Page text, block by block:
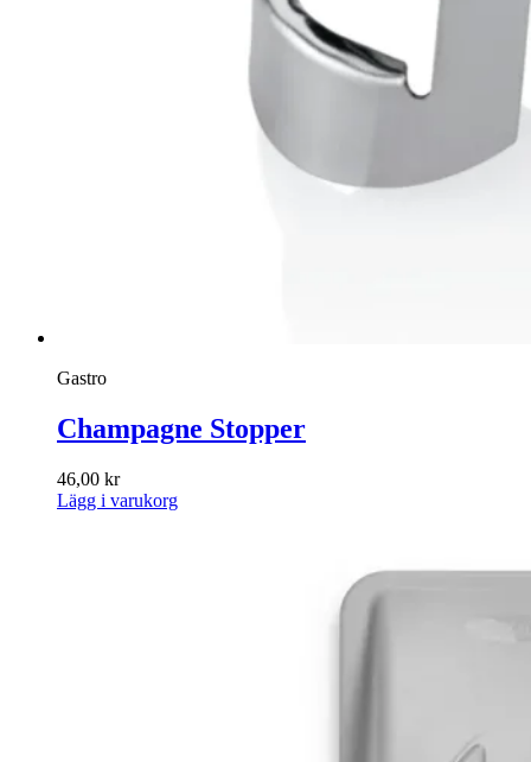
Gastro
Champagne Stopper
46,00 kr
Lägg i varukorg